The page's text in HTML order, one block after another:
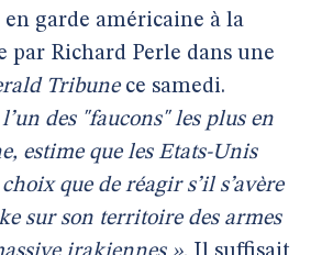
garde américaine à la
par Richard Perle dans une
Tribunece samedi.
des "faucons" les plus en
estime que les Etats-Unis
que de réagir s’il s’avère
sur son territoire des armes